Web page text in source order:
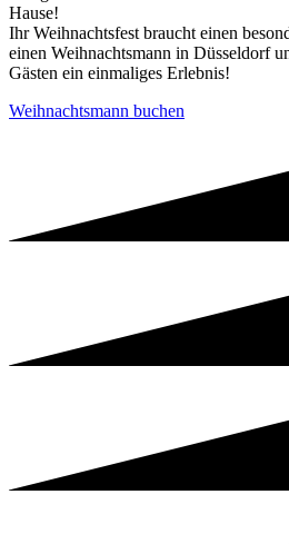
Hause!
Ihr Weihnachtsfest braucht einen
einen Weihnachtsmann in Düsseldorf
Gästen ein einmaliges Erlebnis!
Weihnachtsmann buchen